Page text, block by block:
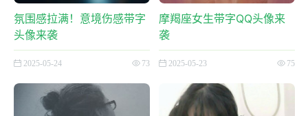
氛围感拉满！意境伤感带字
头像来袭
2025-05-24 73
摩羯座女生带字QQ头像来
袭
2025-05-23 75